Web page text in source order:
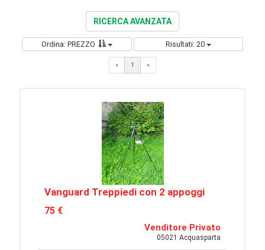
RICERCA AVANZATA
Ordina: PREZZO Risultati: 20
« 1 «
Vanguard Treppiedi con 2 appoggi
75 €
Venditore Privato
05021 Acquasparta